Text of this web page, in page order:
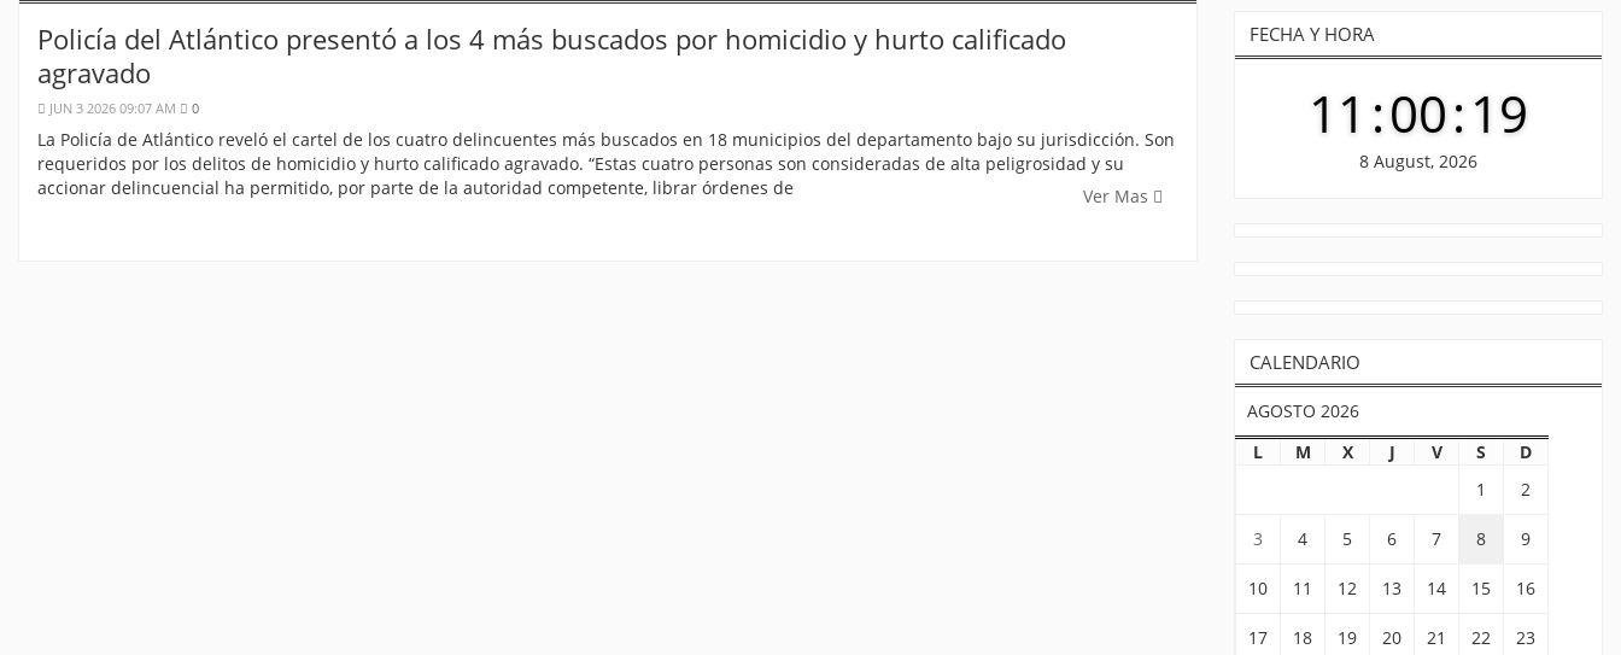
Policía del Atlántico presentó a los 4 más buscados por homicidio y hurto calificado
agravado
JUN 3 2026 09:07 AM 0
La Policía de Atlántico reveló el cartel de los cuatro delincuentes más buscados en 18 municipios del departamento bajo su jurisdicción. Son
requeridos por los delitos de homicidio y hurto calificado agravado. “Estas cuatro personas son consideradas de alta peligrosidad y su
accionar delincuencial ha permitido, por parte de la autoridad competente, librar órdenes de
Ver Mas
FECHA Y HORA
11 :00:19
8 August, 2026
CALENDARIO
AGOSTO 2026
L
M X J V S
D
1
2
3 4 5 6 7 8 9
10 11 12 13 14 15 16
17 18 19 20 21 22 23